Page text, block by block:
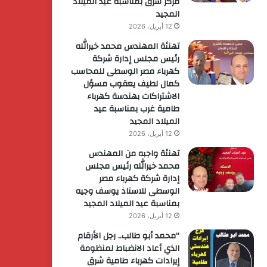
المجيد
12 أبريل، 2026
تهنئة المهندس محمد خيرالله
رئيس مجلس إدارة شركة
كهرباء مصر الوسطى للمحاسب
كمال لطيف يعقوب مسؤل
الاشتراكات بهندسة كهرباء
طامية غرب بمناسبة عيد
الميلاد المجيد
12 أبريل، 2026
تهنئة واجبه من المهندس
محمد خيرالله رئيس مجلس
إدارة شركة كهرباء مصر
الوسطى للاستاذ يوسف وجيه
بمناسبة عيد الميلاد المجيد
12 أبريل، 2026
“محمد أبو طالب.. رجل الأرقام
الذي أعاد الانضباط لمنظومة
إيرادات كهرباء طامية شرق